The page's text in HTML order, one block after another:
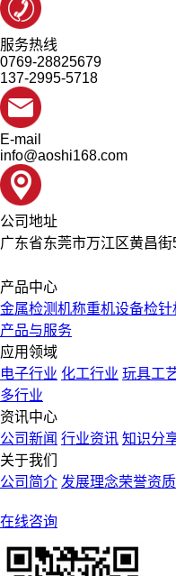
服务热线
0769-28825679
137-2995-5718
E-mail
info@aoshi168.com
公司地址
广东省东莞市万江区黄昌
产品中心
金属检测机称重机设备检针
产品与服务
应用领域
电子行业 化工行业 玩具工
多行业
资讯中心
公司新闻 行业资讯 知识分
关于我们
公司简介 发展理念荣誉资质
在线咨询